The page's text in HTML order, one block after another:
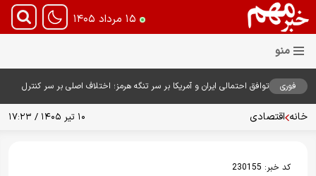
۱۵ مرداد ۱۴۰۵
فوری
توافق احتمالی ایران و آمریکا بر سر تنگه هرمز؛ اختلاف اصلی بر سر کنترل
خانه اقتصادی ۱۰ تیر ۱۴۰۵ / ۱۷:۲۳
کد خبر: 230155